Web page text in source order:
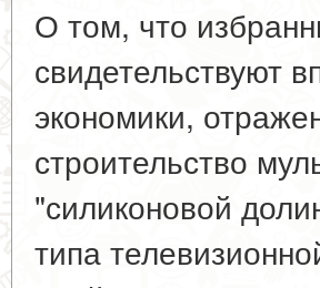
О том, что
свидетельствуют
экономики,
строительство
"силиконовой
типа